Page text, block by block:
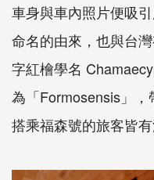
車身與車內照片便吸
命名的由來，也與台
字紅檜學名
為「Formosensis」
搭乘福森號的旅客皆有